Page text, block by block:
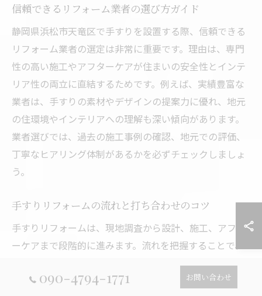
信頼できるリフォーム業者の選び方ガイド
静岡県浜松市天竜区で手すりを設置する際、信頼できる
リフォーム業者の選定は非常に重要です。理由は、専門
性の高い施工やアフターケアが住まいの安全性とインテ
リア性の両立に直結するためです。例えば、実績豊富な
業者は、手すりの素材やデザインの提案力に優れ、地元
の住環境やインテリアへの理解も深い傾向があります。
業者選びでは、過去の施工事例の確認、地元での評価、
丁寧なヒアリング体制があるかを必ずチェックしましょ
う。
手すりリフォームの流れと打ち合わせのコツ
手すりリフォームは、現地調査から設計、施工、アフタ
ーケアまで段階的に進みます。流れを把握することで、
スムーズなリフォームが実現します。まず、住まいの安
全性やインテリアの要望を業者に具体的に伝えることが
090-4794-1771 お問い合わせ